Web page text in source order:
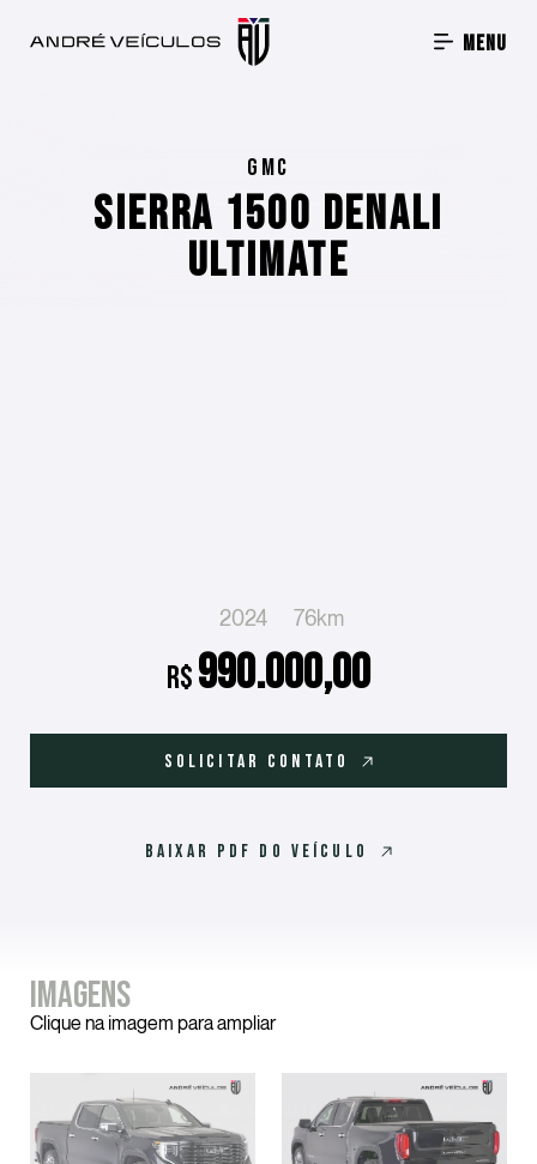
Menu
GMC
Sierra 1500 Denali
Ultimate
2024 76km
R$990.000,00
SOLICITAR CONTATO
BAIXAR PDF DO VEÍCULO
Imagens
Clique na imagem para ampliar